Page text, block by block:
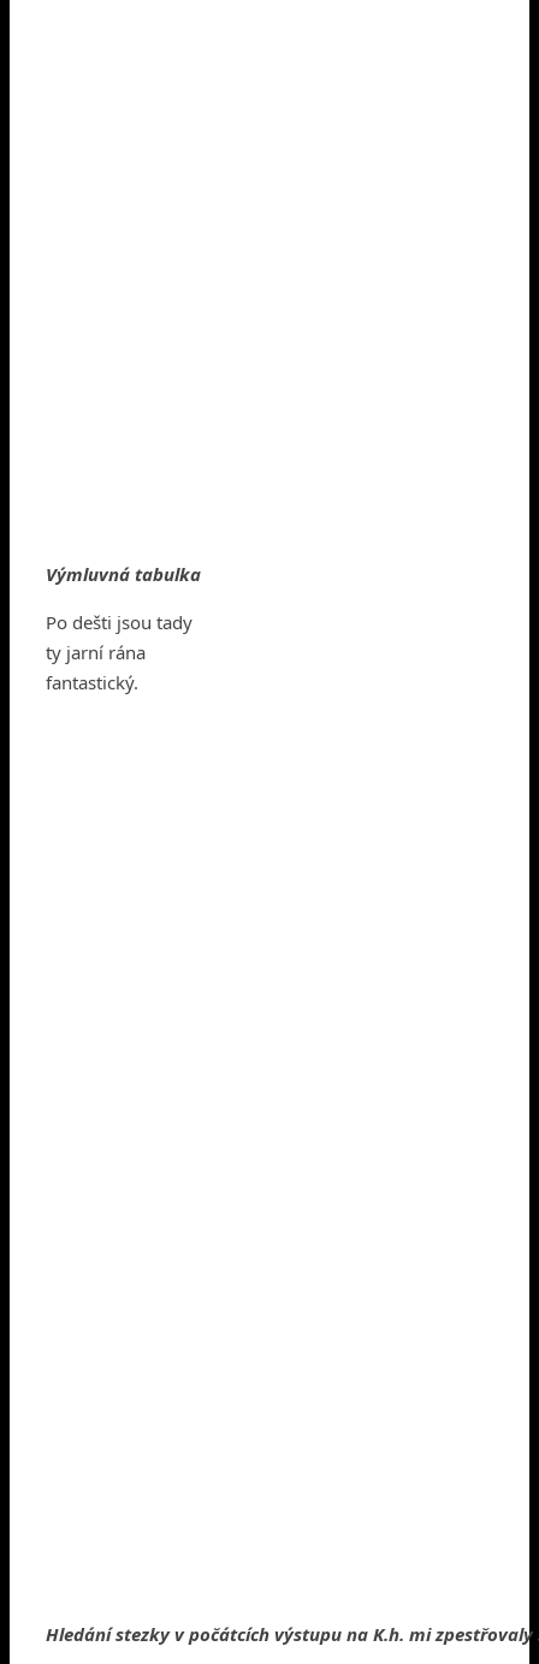
Výmluvná tabulka
Po dešti jsou tady
ty jarní rána
fantastický.
Hledání stezky v počátcích výstupu na K.h. mi